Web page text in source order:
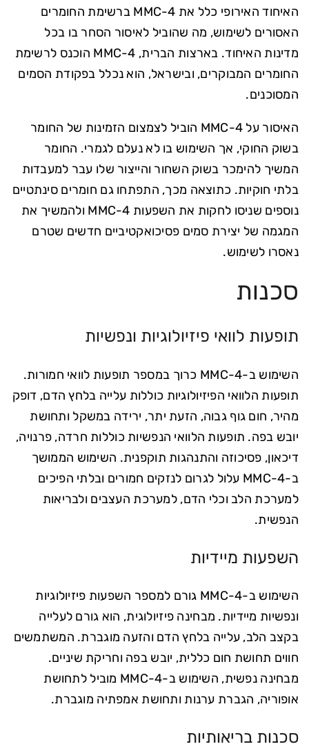
האיחוד האירופי כלל את 4-MMC ברשימת החומרים
האסורים לשימוש, מה שהוביל לאיסור הסחר בו בכל
מדינות האיחוד. בארצות הברית, 4-MMC הוכנס לרשימת
החומרים המבוקרים, ובישראל, הוא נכלל בפקודת הסמים
המסוכנים.
האיסור על 4-MMC הוביל לצמצום הזמינות של החומר
בשוק החוקי, אך השימוש בו לא נעלם לגמרי. החומר
המשיך להימכר בשוק השחור והייצור שלו עבר למעבדות
בלתי חוקיות. כתוצאה מכך, התפתחו גם חומרים סינתטיים
נוספים שניסו לחקות את השפעות 4-MMC ולהמשיך את
המגמה של יצירת סמים פסיכואקטיביים חדשים שטרם
נאסרו לשימוש.
סכנות
תופעות לוואי פיזיולוגיות ונפשיות
השימוש ב-4-MMC כרוך במספר תופעות לוואי חמורות.
תופעות הלוואי הפיזיולוגיות כוללות עלייה בלחץ הדם, דופק
מהיר, חום גוף גבוה, הזעת יתר, ירידה במשקל ותחושת
יובש בפה. תופעות הלוואי הנפשיות כוללות חרדה, פרנויה,
דיכאון, פסיכוזה והתנהגות תוקפנית. השימוש הממושך
ב-4-MMC עלול לגרום לנזקים חמורים ובלתי הפיכים
למערכת הלב וכלי הדם, למערכת העצבים ולבריאות
הנפשית.
השפעות מיידיות
השימוש ב-4-MMC גורם למספר השפעות פיזיולוגיות
ונפשיות מיידיות. מבחינה פיזיולוגית, הוא גורם לעלייה
בקצב הלב, עלייה בלחץ הדם והזעה מוגברת. המשתמשים
חווים תחושת חום כללית, יובש בפה וחריקת שיניים.
מבחינה נפשית, השימוש ב-4-MMC מוביל לתחושת
אופוריה, הגברת ערנות ותחושת אמפתיה מוגברת.
סכנות בריאותיות